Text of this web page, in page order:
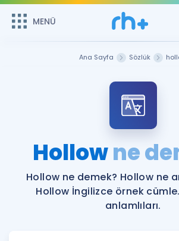
MENÜ
ÜYE DEĞİLİM
Sepetin Şu An Boş.
Remzi Hoca ile seni sınava hazırlayacak
bekliyor!
MENÜ
Faydalı Araçlar
Ana Sayfa Sözlük
Hollowne
Hollow ne demek? Hollow ne
Hollow İngilizce örnek
anlamlıları.